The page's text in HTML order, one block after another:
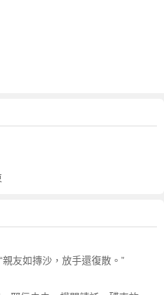
友如摶沙，放手還復散。”